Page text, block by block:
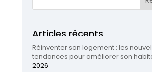
Articles récents
Réinventer son logement : les
tendances pour améliorer son
2026